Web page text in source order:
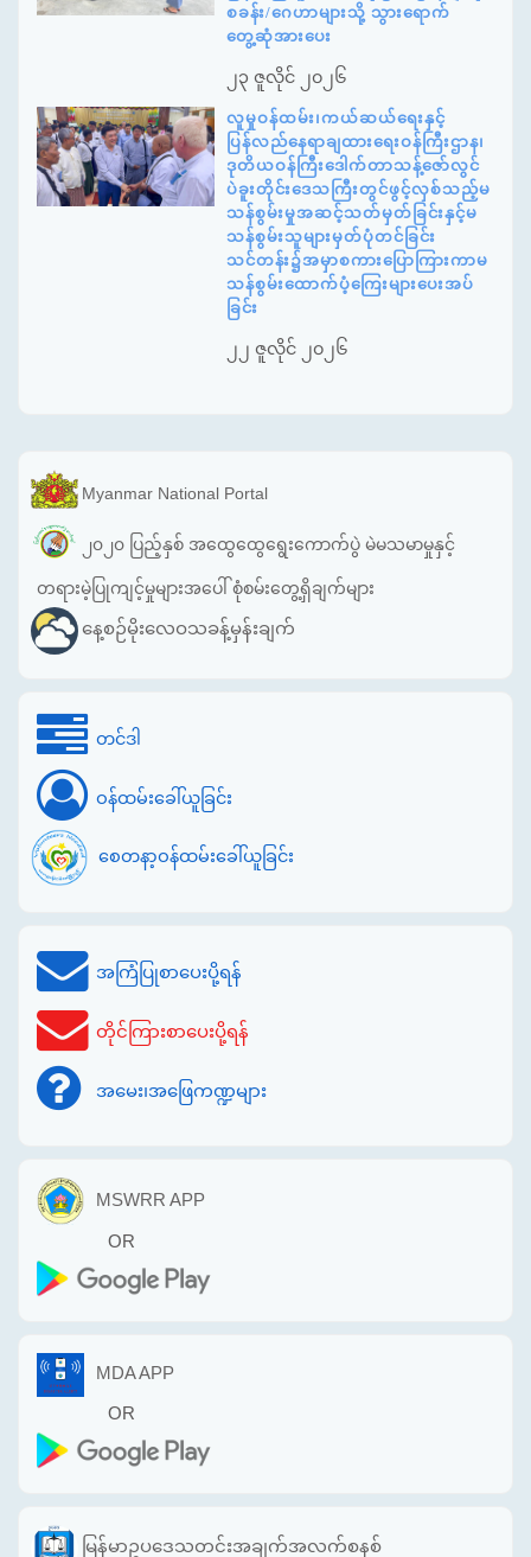
စခန်း/ဂေဟာများသို့ သွားရောက်
တွေ့ဆုံအားပေး
၂၃ ဇူလိုင် ၂၀၂၆
လူမှုဝန်ထမ်း၊ကယ်ဆယ်ရေးနှင့်
ပြန်လည်နေရာချထားရေးဝန်ကြီးဌာန၊
ဒုတိယဝန်ကြီးဒေါက်တာသန့်ဇော်လွင်
ပဲခူးတိုင်းဒေသကြီးတွင်ဖွင့်လှစ်သည့်မ
သန်စွမ်းမှုအဆင့်သတ်မှတ်ခြင်းနှင့်မ
သန်စွမ်းသူများမှတ်ပုံတင်ခြင်း
သင်တန်း၌အမှာစကားပြောကြားကာမ
သန်စွမ်းထောက်ပံ့ကြေးများပေးအပ်
ခြင်း
၂၂ ဇူလိုင် ၂၀၂၆
Myanmar National Portal
၂၀၂၀ ပြည့်နှစ် အထွေထွေရွေးကောက်ပွဲ မဲမသမာမှုနှင့်
တရားမဲ့ပြုကျင့်မှုများအပေါ် စုံစမ်းတွေ့ရှိချက်များ
နေ့စဉ်မိုးလေဝသခန့်မှန်းချက်
တင်ဒါ
ဝန်ထမ်းခေါ်ယူခြင်း
စေတနာ့ဝန်ထမ်းခေါ်ယူခြင်း
အကြံပြုစာပေးပို့ရန်
တိုင်ကြားစာပေးပို့ရန်
အမေး၊အဖြေကဏ္ဍများ
MSWRR APP
OR
MDA APP
OR
မြန်မာဥပဒေသတင်းအချက်အလက်စနစ်